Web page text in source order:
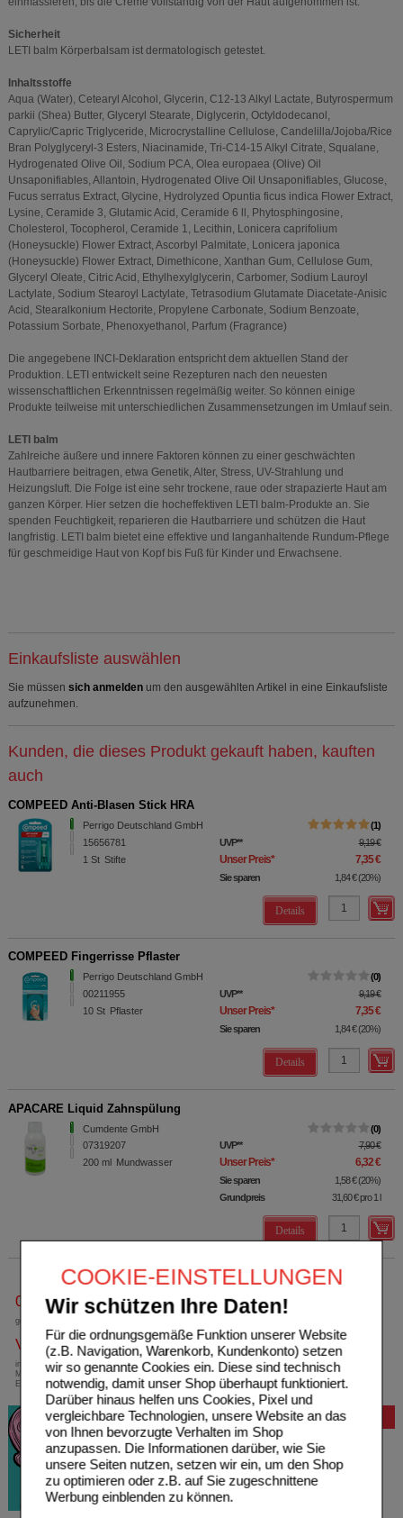
COOKIE-EINSTELLUNGEN
Wir schützen Ihre Daten!
Für die ordnungsgemäße Funktion unserer Website
(z.B. Navigation, Warenkorb, Kundenkonto) setzen
wir so genannte Cookies ein. Diese sind technisch
notwendig, damit unser Shop überhaupt funktioniert.
Darüber hinaus helfen uns Cookies, Pixel und
vergleichbare Technologien, unsere Website an das
von Ihnen bevorzugte Verhalten im Shop
anzupassen. Die Informationen darüber, wie Sie
unsere Seiten nutzen, setzen wir ein, um den Shop
zu optimieren oder z.B. auf Sie zugeschnittene
Werbung einblenden zu können.
Sicherheit
LETI balm Körperbalsam ist dermatologisch getestet.
Inhaltsstoffe
Aqua (Water), Cetearyl Alcohol, Glycerin, C12-13 Alkyl Lactate, Butyrospermum
parkii (Shea) Butter, Glyceryl Stearate, Diglycerin, Octyldodecanol,
Caprylic/Capric Triglyceride, Microcrystalline Cellulose, Candelilla/Jojoba/Rice
Bran Polyglyceryl-3 Esters, Niacinamide, Tri-C14-15 Alkyl Citrate, Squalane,
Hydrogenated Olive Oil, Sodium PCA, Olea europaea (Olive) Oil
Unsaponifiables, Allantoin, Hydrogenated Olive Oil Unsaponifiables, Glucose,
Fucus serratus Extract, Glycine, Hydrolyzed Opuntia ficus indica Flower Extract,
Lysine, Ceramide 3, Glutamic Acid, Ceramide 6 ll, Phytosphingosine,
Cholesterol, Tocopherol, Ceramide 1, Lecithin, Lonicera caprifolium
(Honeysuckle) Flower Extract, Ascorbyl Palmitate, Lonicera japonica
(Honeysuckle) Flower Extract, Dimethicone, Xanthan Gum, Cellulose Gum,
Glyceryl Oleate, Citric Acid, Ethylhexylglycerin, Carbomer, Sodium Lauroyl
Lactylate, Sodium Stearoyl Lactylate, Tetrasodium Glutamate Diacetate-Anisic
Acid, Stearalkonium Hectorite, Propylene Carbonate, Sodium Benzoate,
Potassium Sorbate, Phenoxyethanol, Parfum (Fragrance)
Die angegebene INCI-Deklaration entspricht dem aktuellen Stand der
Produktion. LETI entwickelt seine Rezepturen nach den neuesten
wissenschaftlichen Erkenntnissen regelmäßig weiter. So können einige
Produkte teilweise mit unterschiedlichen Zusammensetzungen im Umlauf sein.
LETI balm
Zahlreiche äußere und innere Faktoren können zu einer geschwächten
Hautbarriere beitragen, etwa Genetik, Alter, Stress, UV-Strahlung und
Heizungsluft. Die Folge ist eine sehr trockene, raue oder strapazierte Haut am
ganzen Körper. Hier setzen die hocheffektiven LETI balm-Produkte an. Sie
spenden Feuchtigkeit, reparieren die Hautbarriere und schützen die Haut
langfristig. LETI balm bietet eine effektive und langanhaltende Rundum-Pflege
für geschmeidige Haut von Kopf bis Fuß für Kinder und Erwachsene.
Einkaufsliste auswählen
Sie müssen sich anmelden um den ausgewählten Artikel in eine Einkaufsliste
aufzunehmen.
Kunden, die dieses Produkt gekauft haben, kauften
auch
COMPEED Anti-Blasen Stick HRA
Perrigo Deutschland GmbH
15656781
1 St Stifte
1
UVP** 9,19 €
Unser Preis* 7,35 €
Sie sparen 1,84 € (20%)
Details
COMPEED Fingerrisse Pflaster
Perrigo Deutschland GmbH
00211955
10 St Pflaster
0
UVP** 9,19 €
Unser Preis* 7,35 €
Sie sparen 1,84 € (20%)
Details
APACARE Liquid Zahnspülung
Cumdente GmbH
07319207
200 ml Mundwasser
0
UVP** 7,90 €
Unser Preis* 6,32 €
Sie sparen 1,58 € (20%)
Grundpreis
31,60 €pro 1 l
Details
0800-10 11 422
gebührenfreie Rufnummer
Versandkostenfrei
innerhalb Deutschlands bei einem
Mindestbestellwert von 13,99 Euro oder bei
Einsendung eines Kassenrezeptes
Bewertung